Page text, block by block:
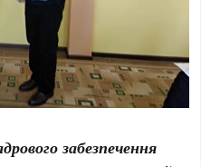
забезпечення